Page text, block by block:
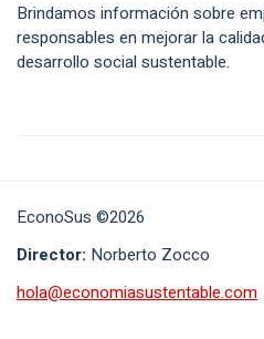
Brindamos información sobre
responsables en mejorar la
desarrollo social sustentable.
EconoSus ©2026
Director: Norberto Zocco
hola@economiasustentable.com